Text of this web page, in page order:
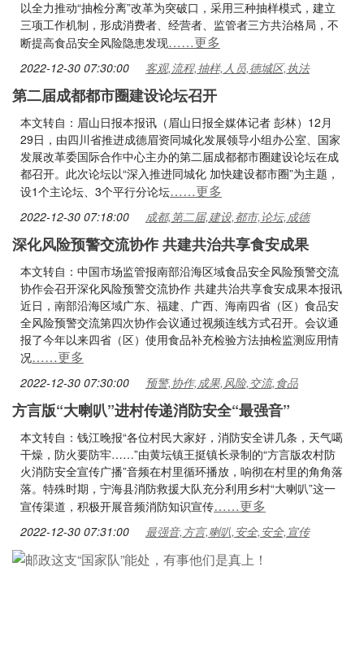
以全力推动“抽检分离”改革为突破口，采用三种抽样模式，建立
三项工作机制，形成消费者、经营者、监管者三方共治格局，不
断提高食品安全风险隐患发现……更多
2022-12-30 07:30:00 客观,流程,抽样,人员,德城区,执法
第二届成都都市圈建设论坛召开
本文转自：眉山日报本报讯（眉山日报全媒体记者 彭林）12月
29日，由四川省推进成德眉资同城化发展领导小组办公室、国家
发展改革委国际合作中心主办的第二届成都都市圈建设论坛在成
都召开。此次论坛以“深入推进同城化 加快建设都市圈”为主题，
设1个主论坛、3个平行分论坛……更多
2022-12-30 07:18:00 成都,第二届,建设,都市,论坛,成德
深化风险预警交流协作 共建共治共享食安成果
本文转自：中国市场监管报南部沿海区域食品安全风险预警交流
协作会召开深化风险预警交流协作 共建共治共享食安成果本报讯
近日，南部沿海区域广东、福建、广西、海南四省（区）食品安
全风险预警交流第四次协作会议通过视频连线方式召开。会议通
报了今年以来四省（区）使用食品补充检验方法抽检监测应用情
况……更多
2022-12-30 07:30:00 预警,协作,成果,风险,交流,食品
方言版“大喇叭”进村传递消防安全“最强音”
本文转自：钱江晚报“各位村民大家好，消防安全讲几条，天气噶
干燥，防火要防牢……”由黄坛镇王挺镇长录制的“方言版农村防
火消防安全宣传广播”音频在村里循环播放，响彻在村里的角角落
落。特殊时期，宁海县消防救援大队充分利用乡村“大喇叭”这一
宣传渠道，积极开展音频消防知识宣传……更多
2022-12-30 07:31:00 最强音,方言,喇叭,安全,安全,宣传